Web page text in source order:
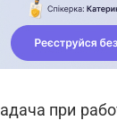
при